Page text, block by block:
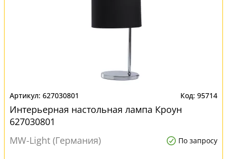
627030801 95714
Интерьерная настольная лампа Кроун
627030801
MW-Light (Германия)
По запросу